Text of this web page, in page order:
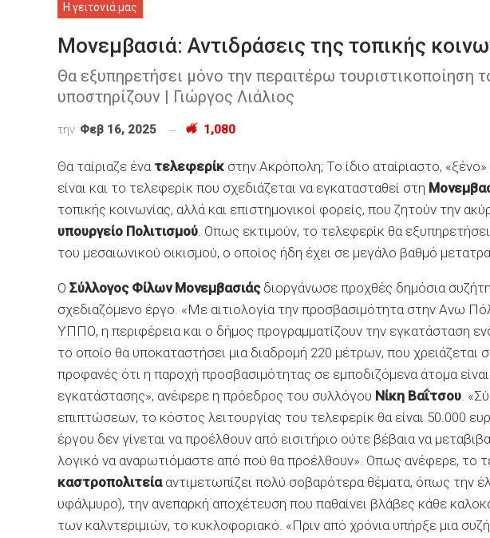
Η γειτονιά μας
Μονεμβασιά: Αντιδράσεις της τοπικής
Θα εξυπηρετήσει μόνο την περαιτέρω τουριστικοποίηση
υποστηρίζουν | Γιώργος Λιάλιος
την Φεβ 16, 2025 1,080
Θα ταίριαζε ένα τελεφερίκ στην Ακρόπολη; Το ίδιο αταίριαστο,
είναι και το τελεφερίκ που σχεδιάζεται να εγκατασταθεί στη
τοπικής κοινωνίας, αλλά και επιστημονικοί φορείς, που ζητούν την
υπουργείο Πολιτισμού. Οπως εκτιμούν, το τελεφερίκ θα
του μεσαιωνικού οικισμού, ο οποίος ήδη έχει σε μεγάλο βαθμό
Ο Σύλλογος Φίλων Μονεμβασιάς διοργάνωσε προχθές δημόσια
σχεδιαζόμενο έργο. «Με αιτιολογία την προσβασιμότητα στην Ανω
ΥΠΠΟ, η περιφέρεια και ο δήμος προγραμματίζουν την εγκατάσταση
το οποίο θα υποκαταστήσει μια διαδρομή 220 μέτρων, που χρειάζεται
προφανές ότι η παροχή προσβασιμότητας σε εμποδιζόμενα άτομα
εγκατάστασης», ανέφερε η πρόεδρος του συλλόγου Νίκη Βαΐτσου.
επιπτώσεων, το κόστος λειτουργίας του τελεφερίκ θα είναι 50.000
έργου δεν γίνεται να προέλθουν από εισιτήριο ούτε βέβαια να
λογικό να αναρωτιόμαστε από πού θα προέλθουν». Οπως ανέφερε, το
καστροπολιτεία αντιμετωπίζει πολύ σοβαρότερα θέματα, όπως την
υφάλμυρο), την ανεπαρκή αποχέτευση που παθαίνει βλάβες κάθε
των καλντεριμιών, το κυκλοφοριακό. «Πριν από χρόνια υπήρξε μια